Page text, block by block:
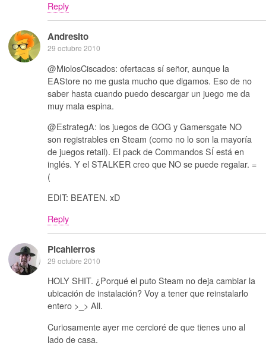
Reply
Andresito
29 octubre 2010
@MiolosCiscados: ofertacas sí señor, aunque la
EAStore no me gusta mucho que digamos. Eso de no
saber hasta cuando puedo descargar un juego me da
muy mala espina.
@EstrategA: los juegos de GOG y Gamersgate NO
son registrables en Steam (como no lo son la mayoría
de juegos retail). El pack de Commandos SÍ está en
inglés. Y el STALKER creo que NO se puede regalar. =
(
EDIT: BEATEN. xD
Reply
Picahierros
29 octubre 2010
HOLY SHIT. ¿Porqué el puto Steam no deja cambiar la
ubicación de instalación? Voy a tener que reinstalarlo
entero >_> All.
Curiosamente ayer me cercioré de que tienes uno al
lado de casa.